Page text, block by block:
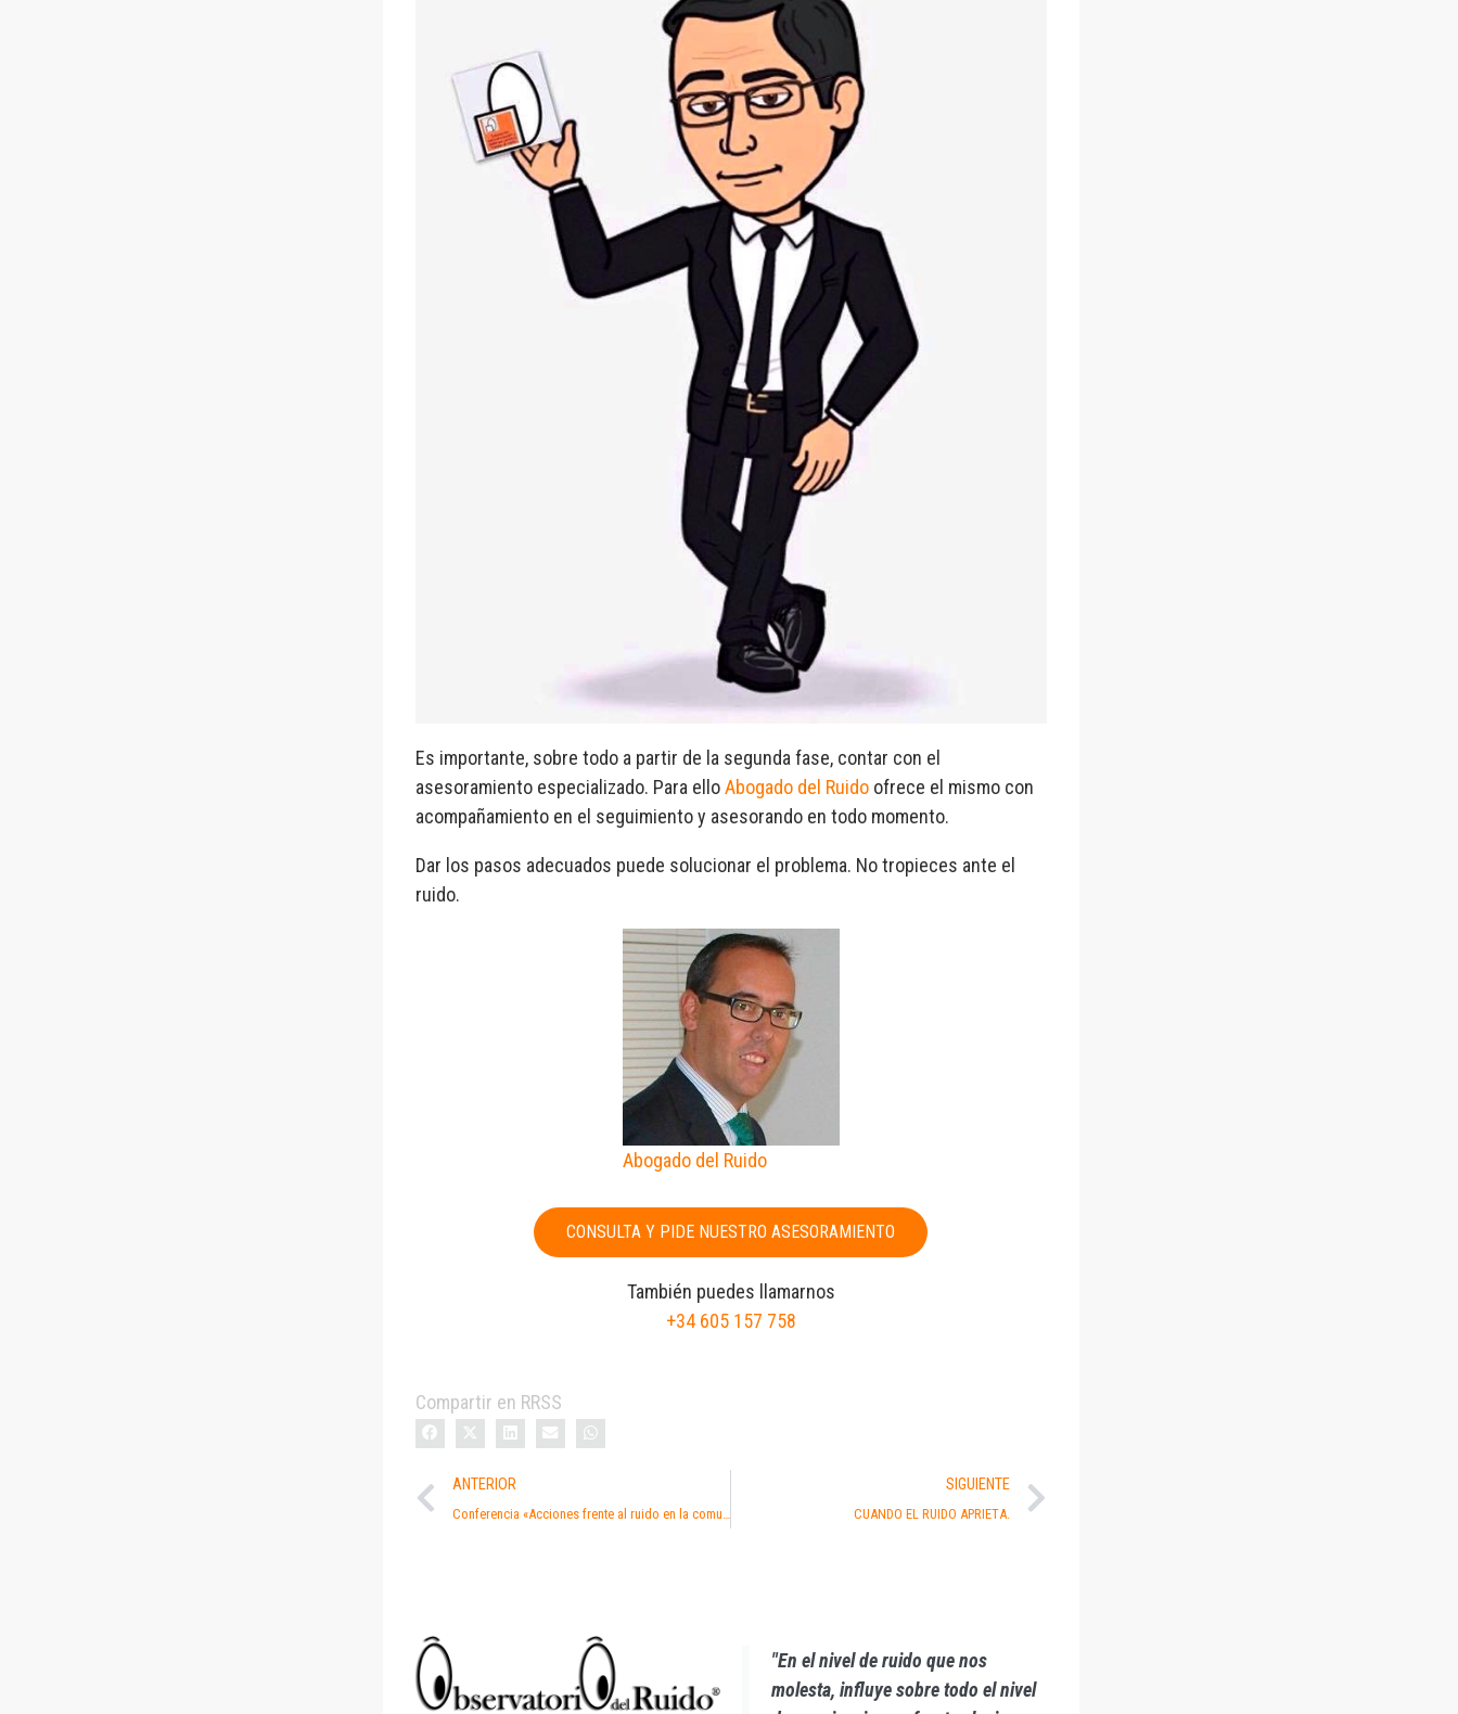
Es importante, sobre todo a partir de la segunda fase, contar con el
asesoramiento especializado. Para elloAbogado del Ruidoofrece el mismo con
acompañamiento en el seguimiento y asesorando en todo momento.
Dar los pasos adecuados puede solucionar el problema. No tropieces ante el
ruido.
Abogado del Ruido
CONSULTA Y PIDE NUESTRO ASESORAMIENTO
También puedes llamarnos
+34 605 157 758
Compartir en RRSS
ANTERIOR SIGUIENTE
CUANDO EL RUIDO APRIETA.
"En el nivel de ruido que nos
molesta, influye sobre todo el nivel